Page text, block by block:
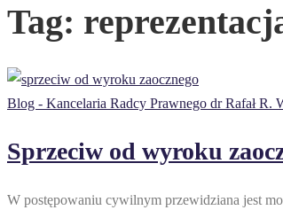
Tag:
Blog - Kancelaria Radcy Prawnego dr Rafał R.
Sprzeciw od wyroku
W postępowaniu cywilnym przewidziana jest